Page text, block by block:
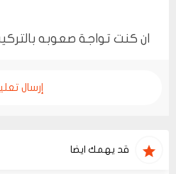
ان كنت تواجة صعوبه
إرسال
قد يهمك ايضا